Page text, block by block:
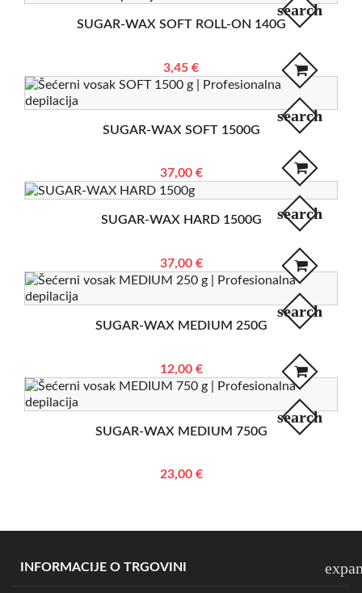
search
SUGAR-WAX SOFT ROLL-ON 140G
3,45 €
search
SUGAR-WAX SOFT 1500G
37,00 €
search
SUGAR-WAX HARD 1500G
37,00 €
search
SUGAR-WAX MEDIUM 250G
12,00 €
search
SUGAR-WAX MEDIUM 750G
23,00 €
INFORMACIJE O TRGOVINI